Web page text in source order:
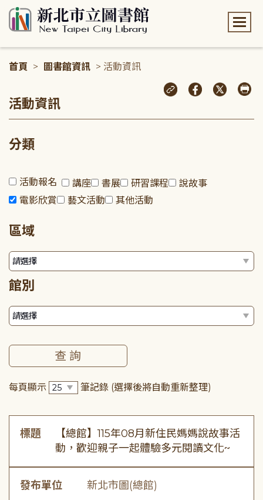
首頁 > 圖書館資訊 > 活動資訊
活動資訊
分類
活動報名 講座 書展 研習課程
說故事
電影欣賞
藝文活動 其他活動
區域
館別
每頁顯示 筆記錄 (選擇後將自動重新整理)
標題
【總館】115年08月新住民媽媽說故事活
動，歡迎親子一起體驗多元閱讀文化~
發布單位 新北市圖(總館)